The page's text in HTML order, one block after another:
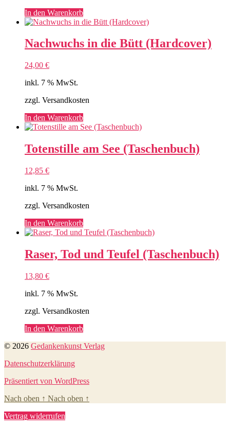
In den Warenkorb
Nachwuchs in die Bütt (Hardcover)
24,00 €
inkl. 7 % MwSt.
zzgl. Versandkosten
In den Warenkorb
Totenstille am See (Taschenbuch)
12,85 €
inkl. 7 % MwSt.
zzgl. Versandkosten
In den Warenkorb
Raser, Tod und Teufel (Taschenbuch)
13,80 €
inkl. 7 % MwSt.
zzgl. Versandkosten
In den Warenkorb
© 2026 Gedankenkunst Verlag
Datenschutzerklärung
Präsentiert von WordPress
Nach oben ↑ Nach oben ↑
Vertrag widerrufen